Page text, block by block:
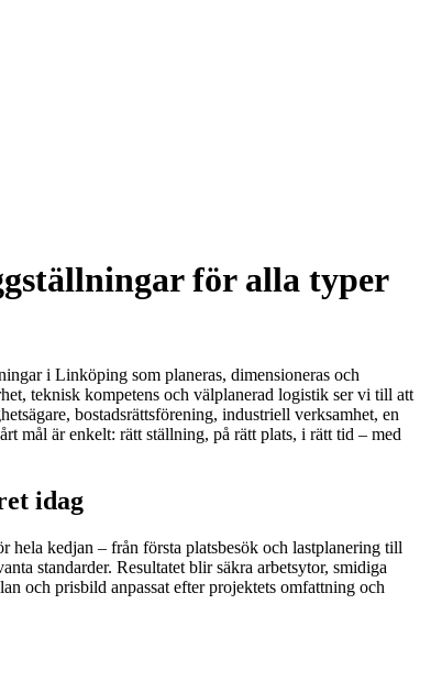
för alla typer
i Linköping som planeras, dimensioneras och
teknisk kompetens och välplanerad logistik ser vi till att
bostadsrättsförening, industriell verksamhet, en
mål är enkelt: rätt ställning, på rätt plats, i rätt tid – med
idag
hela kedjan – från första platsbesök och lastplanering till
standarder. Resultatet blir säkra arbetsytor, smidiga
och prisbild anpassat efter projektets omfattning och